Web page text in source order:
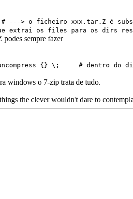
---> o ficheiro xxx.tar.Z é
os files para os dirs
podes sempre fazer
{} \; # dentro do
windows o 7-zip trata de tudo.
the clever wouldn't dare to